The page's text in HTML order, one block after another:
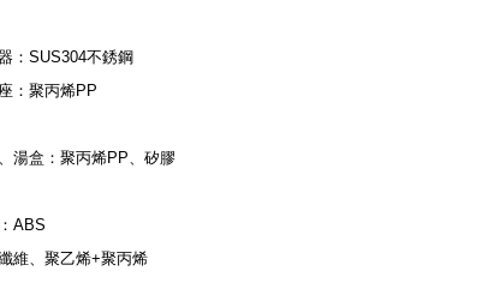
：SUS304不銹鋼
：聚丙烯PP
湯盒：聚丙烯PP、矽膠
ABS
維、聚乙烯+聚丙烯